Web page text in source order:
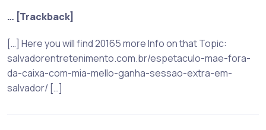
… [Trackback]
[…] Here you will find 20165 more Info on that Topic:
salvadorentretenimento.com.br/espetaculo-mae-fora-
da-caixa-com-mia-mello-ganha-sessao-extra-em-
salvador/ […]